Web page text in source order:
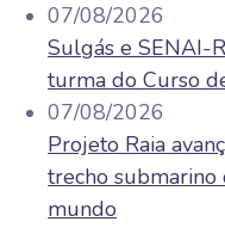
07/08/2026
Sulgás e SENAI-
turma do Curso
07/08/2026
Projeto Raia
trecho
mundo